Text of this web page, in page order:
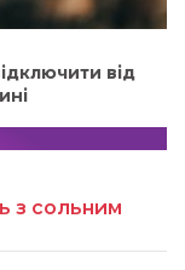
від
з сольним